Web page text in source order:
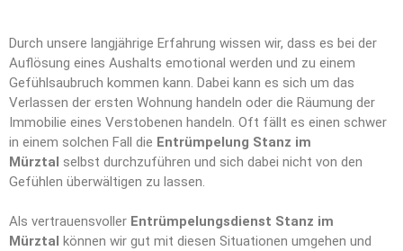
Durch unsere langjährige Erfahrung wissen wir, dass es bei der
Auflösung eines Aushalts emotional werden und zu einem
Gefühlsaubruch kommen kann. Dabei kann es sich um das
Verlassen der ersten Wohnung handeln oder die Räumung der
Immobilie eines Verstobenen handeln. Oft fällt es einen schwer
in einem solchen Fall die Entrümpelung Stanz im
Mürztal selbst durchzuführen und sich dabei nicht von den
Gefühlen überwältigen zu lassen.
Als vertrauensvoller Entrümpelungsdienst Stanz im
Mürztal
können wir gut mit diesen Situationen umgehen und